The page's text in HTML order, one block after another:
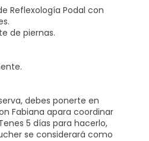
Reflexología Podal con
de piernas.
debes ponerte en
Fabiana apara coordinar
5 días para hacerlo,
se considerará como